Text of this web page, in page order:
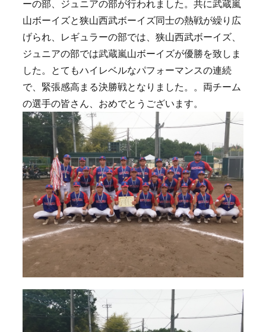
ーの部、ジュニアの部が行われました。共に武蔵嵐
山ボーイズと狭山西武ボーイズ同士の熱戦が繰り広
げられ、レギュラーの部では、狭山西武ボーイズ、
ジュニアの部では武蔵嵐山ボーイズが優勝を致しま
した。とてもハイレベルなパフォーマンスの連続
で、緊張感高まる決勝戦となりました。。両チーム
の選手の皆さん、おめでとうございます。